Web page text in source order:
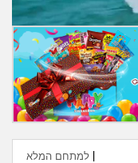
למתחם המלא